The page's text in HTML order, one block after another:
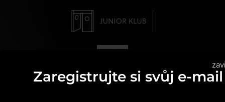
Zaregistrujte si svůj e-mail